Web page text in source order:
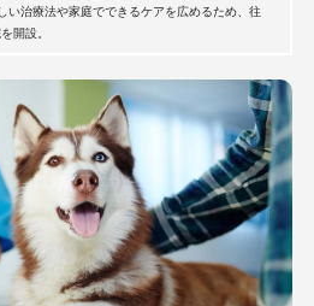
治療法や家庭でできるケアを広めるため、往
開設。